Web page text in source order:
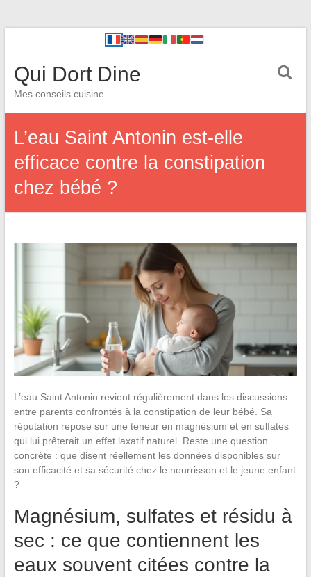
Qui Dort Dine
Mes conseils cuisine
L’eau Saint Antonin est-elle
efficace contre la constipation
chez bébé ?
L’eau Saint Antonin revient régulièrement dans les discussions
entre parents confrontés à la constipation de leur bébé. Sa
réputation repose sur une teneur en magnésium et en sulfates
qui lui prêterait un effet laxatif naturel. Reste une question
concrète : que disent réellement les données disponibles sur
son efficacité et sa sécurité chez le nourrisson et le jeune enfant
?
Magnésium, sulfates et résidu à
sec : ce que contiennent les
eaux souvent citées contre la